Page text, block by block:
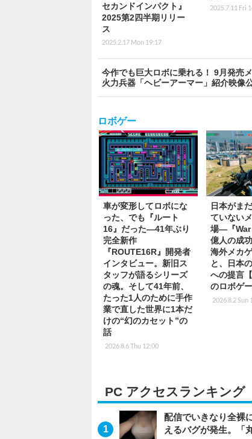
セカンドインパクト』
2025第2四半期リリー
ス
2025.2.17 Mon 19:17
2025.7.11 Fri
今作でも巨大ロボに乗れる！ 9月発売
火力兵器「ヘビーアーマー」紹介映像
ロボゲー
車が変形してロボにな
った、でも『ルート
16』だった―41年ぶり
完全新作
『ROUTE16R』開発者
インタビュー。新旧ス
タッフが語るシリーズ
の魂。そして41年前、
たった1人のために手作
業で直した世界に1本だ
けの“幻のカセット”の
話
2026.8.6 Thu 12:00
日本がま
ていない
場―『
億人の成
海外メカ
と、日本
への提言
のロボゲ
2026.8.2 Sun
PC アクセスランキング
配信でいきなり全裸
えるバグが発生。「